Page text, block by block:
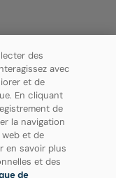
des
avec
et de
En cliquant
de
la navigation
et de
en savoir plus
et des
de